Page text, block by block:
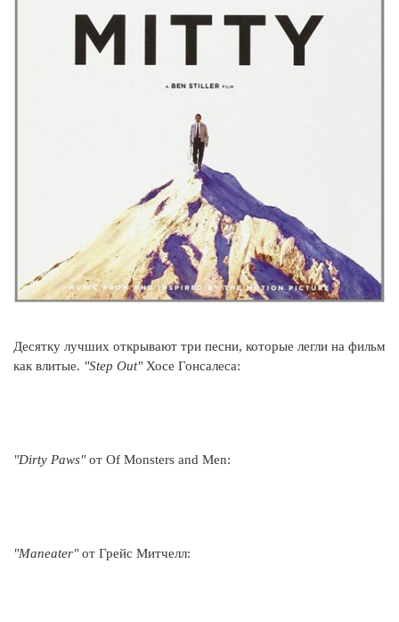
Десятку лучших открывают три песни, которые легли на фильм
как влитые. "Step Out"Хосе Гонсалеса:
"Dirty Paws"от Of Monsters and Men:
"Maneater"от Грейс Митчелл: